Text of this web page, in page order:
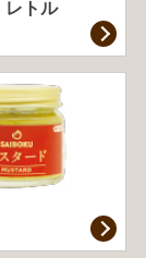
レトル